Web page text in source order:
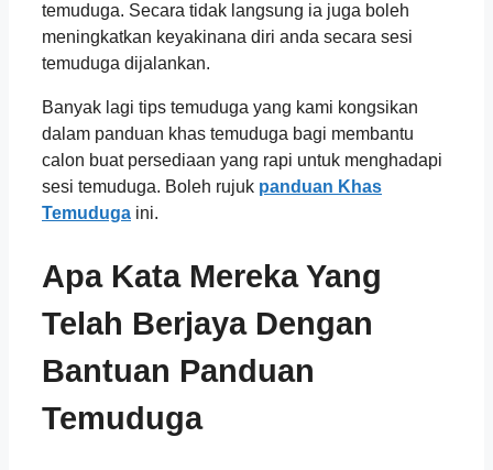
temuduga. Secara tidak langsung ia juga boleh
meningkatkan keyakinana diri anda secara sesi
temuduga dijalankan.
Banyak lagi tips temuduga yang kami kongsikan
dalam panduan khas temuduga bagi membantu
calon buat persediaan yang rapi untuk menghadapi
sesi temuduga. Boleh rujuk panduan Khas
Temuduga ini.
Apa Kata Mereka Yang
Telah Berjaya Dengan
Bantuan Panduan
Temuduga